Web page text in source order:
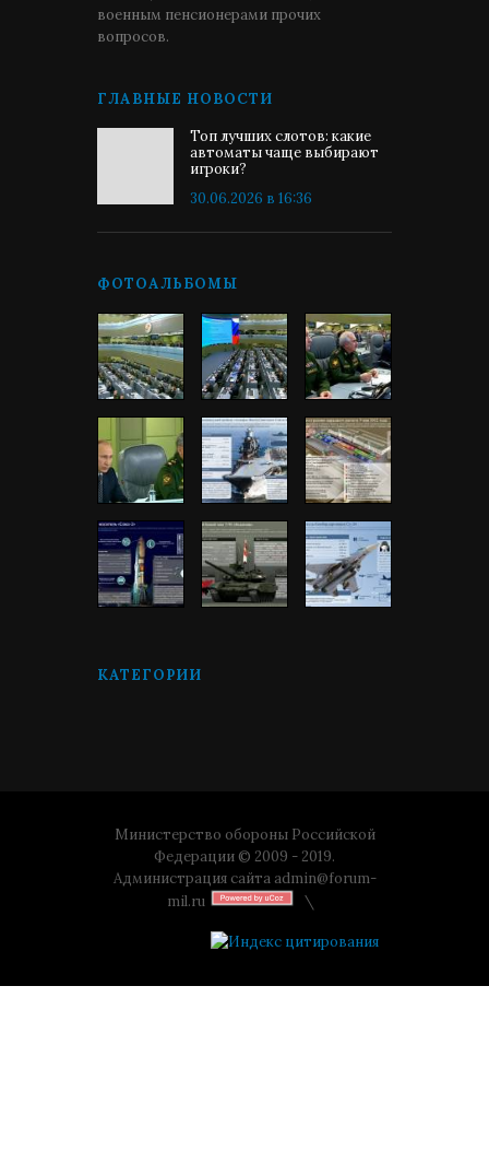
военным пенсионерами прочих
вопросов.
ГЛАВНЫЕ НОВОСТИ
Топ лучших слотов: какие
автоматы чаще выбирают
игроки?
30.06.2026 в 16:36
ФОТОАЛЬБОМЫ
КАТЕГОРИИ
Министерство обороны Российской
Федерации © 2009 - 2019.
Администрация сайта admin@forum-
mil.ru